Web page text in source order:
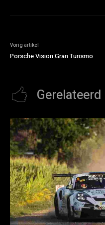
Vorig artikel
Porsche Vision Gran Turismo